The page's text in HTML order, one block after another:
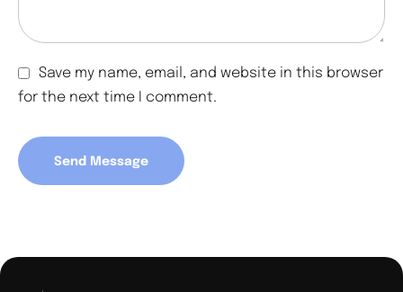
Save my name, email, and website in this browser
for the next time I comment.
Send Message